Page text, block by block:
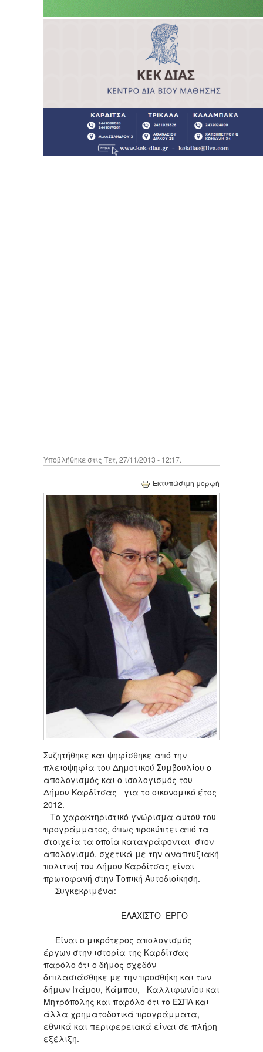
Υποβλήθηκε στις Τετ, 27/11/2013 - 12:17.
Εκτυπώσιμη μορφή
Συζητήθηκε και ψηφίσθηκε από την
πλειοψηφία του Δημοτικού Συμβουλίου ο
απολογισμός και o ισολογισμός του
Δήμου Καρδίτσας για το οικονομικό έτος
2012.
Το χαρακτηριστικό γνώρισμα αυτού του
προγράμματος, όπως προκύπτει από τα
στοιχεία τα οποία καταγράφονται στον
απολογισμό, σχετικά με την αναπτυξιακή
πολιτική του Δήμου Καρδίτσας είναι
πρωτοφανή στην Τοπική Αυτοδιοίκηση.
Συγκεκριμένα:
ΕΛΑΧΙΣΤΟ ΕΡΓΟ
Είναι ο μικρότερος απολογισμός
έργων στην ιστορία της Καρδίτσας
παρόλο ότι ο δήμος σχεδόν
διπλασιάσθηκε με την προσθήκη και των
δήμων Ιτάμου, Κάμπου, Καλλιφωνίου και
Μητρόπολης και παρόλο ότι το ΕΣΠΑ και
άλλα χρηματοδοτικά προγράμματα,
εθνικά και περιφερειακά είναι σε πλήρη
εξέλιξη.